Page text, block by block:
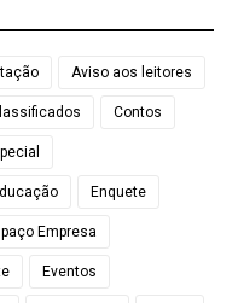
Aviso aos leitores
Contos
Enquete
Empresa
Eventos